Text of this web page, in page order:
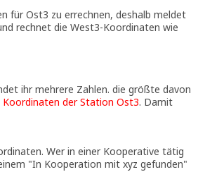
für Ost3 zu errechnen, deshalb meldet
rechnet die West3-Koordinaten wie
ihr mehrere Zahlen. die größte davon
Koordinaten der Station Ost3. Damit
Wer in einer Kooperative tätig
"In Kooperation mit xyz gefunden"